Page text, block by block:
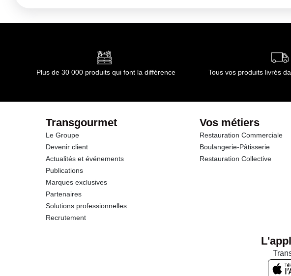
Plus de 30 000 produits qui font la différence Tous vos produits livrés
Transgourmet
Le Groupe
Devenir client
Actualités et événements
Publications
Marques exclusives
Partenaires
Solutions professionnelles
Recrutement
Vos métiers
Restauration Commerciale
Boulangerie-Pâtisserie
Restauration Collective